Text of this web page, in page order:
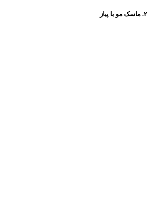
۲. ماسک مو با پیاز